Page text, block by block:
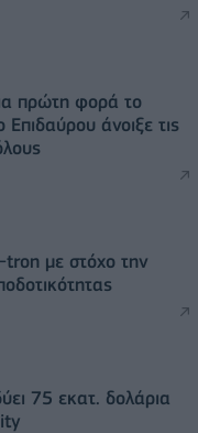
πρώτη φορά το
άνοιξε τις
με στόχο την
75 εκατ. δολάρια